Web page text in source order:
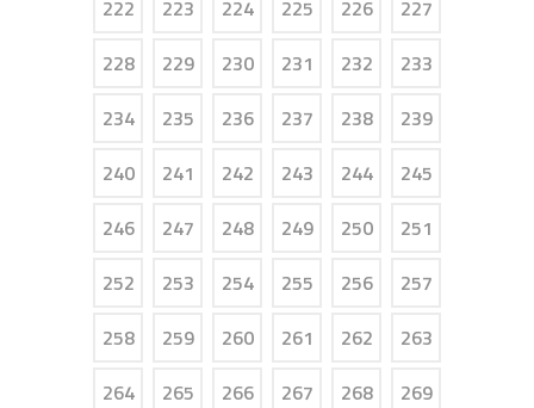
222
223 224 225 226
227
228
229 230 231 232
233
234
235 236 237 238
239
240
241 242 243 244
245
246
247 248 249 250
251
252
253 254 255 256
257
258
259 260 261 262
263
264
265 266 267 268
269